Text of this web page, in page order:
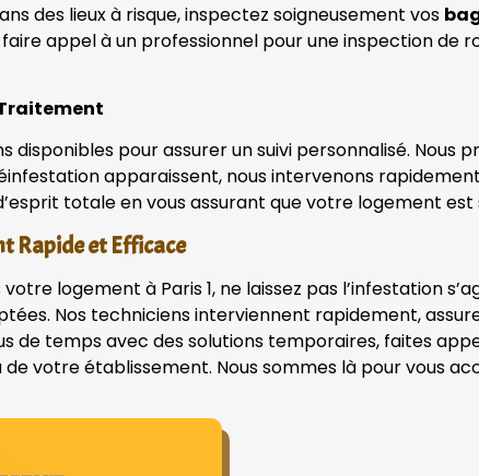
des lieux à risque, inspectez soigneusement vos
faire appel à un professionnel pour une inspection
pour assurer un suivi personnalisé. Nous
apparaissent, nous intervenons
totale en vous assurant que votre logement
Rapide et Efficace
logement à Paris 1, ne laissez pas l’infestation
Nos techniciens interviennent rapidement,
de temps avec des solutions temporaires, faites
votre établissement. Nous sommes là pour vous